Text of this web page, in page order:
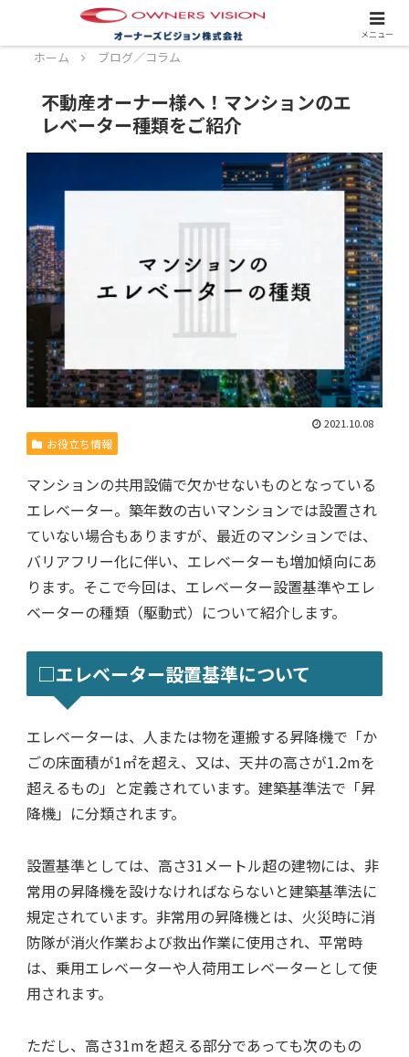
スタッフ募集中！詳しくはこちら！
ホーム ブログ／コラム
不動産オーナー様へ！マンションのエ
レベーター種類をご紹介
2021.10.08
お役立ち情報
マンションの共用設備で欠かせないものとなっている
エレベーター。築年数の古いマンションでは設置され
ていない場合もありますが、最近のマンションでは、
バリアフリー化に伴い、エレベーターも増加傾向にあ
ります。そこで今回は、エレベーター設置基準やエレ
ベーターの種類（駆動式）について紹介します。
□エレベーター設置基準について
エレベーターは、人または物を運搬する昇降機で「か
ごの床面積が1㎡を超え、又は、天井の高さが1.2mを
超えるもの」と定義されています。建築基準法で「昇
降機」に分類されます。
設置基準としては、高さ31メートル超の建物には、非
常用の昇降機を設けなければならないと建築基準法に
規定されています。非常用の昇降機とは、火災時に消
防隊が消火作業および救出作業に使用され、平常時
は、乗用エレベーターや人荷用エレベーターとして使
用されます。
ただし、高さ31mを超える部分であっても次のもの
メニュー